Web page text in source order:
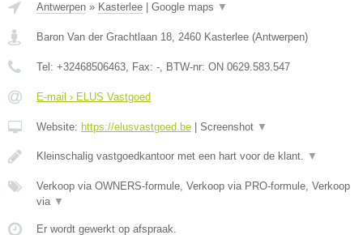
Antwerpen » Kasterlee Google maps ▼
Baron Van der Grachtlaan 18, 2460 Kasterlee (Antwerpen)
Tel: +32468506463, Fax: -, BTW-nr: ON 0629.583.547
E-mail › ELUS Vastgoed
Website: https://elusvastgoed.be Screenshot ▼
Kleinschalig vastgoedkantoor met een hart voor de klant. ▼
Verkoop via OWNERS-formule, Verkoop via PRO-formule, Verkoop
via ▼
Er wordt gewerkt op afspraak.